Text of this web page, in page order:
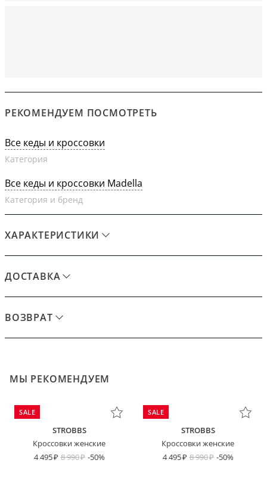
РЕКОМЕНДУЕМ ПОСМОТРЕТЬ
Все кеды и кроссовки
Категория
Все кеды и кроссовки Madella
Категория и бренд
ХАРАКТЕРИСТИКИ
ДОСТАВКА
ВОЗВРАТ
МЫ РЕКОМЕНДУЕМ
SALE
STROBBS
Кроссовки женские
4 495
8 990 -50%
SALE
STROBBS
Кроссовки женские
4 495
8 990 -50%